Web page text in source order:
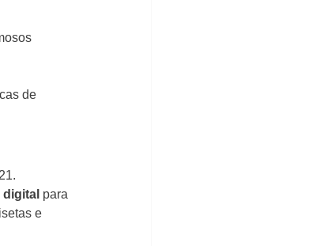
de
para
e